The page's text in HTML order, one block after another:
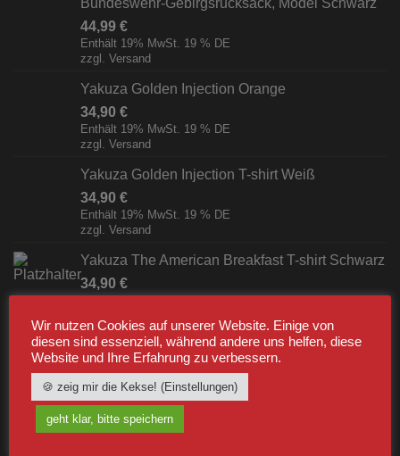
44,99 €
Enthält 19% MwSt. 19 % DE
zzgl. Versand
Yakuza Golden Injection Orange
34,90 €
Enthält 19% MwSt. 19 % DE
zzgl. Versand
Yakuza Golden Injection T-shirt Weiß
34,90 €
Enthält 19% MwSt. 19 % DE
zzgl. Versand
Yakuza The American Breakfast T-shirt Schwarz
34,90 €
Enthält 19% MwSt. 19 % DE
BESTSELLER
Label23 Trainingsjacke "TS 23 White"
Schwarz/Weiß [Digital]
Wir nutzen Cookies auf unserer Website. Einige von
diesen sind essenziell, während andere uns helfen, diese
Website und Ihre Erfahrung zu verbessern.
🍪 zeig mir die Kekse! (Einstellungen)
geht klar, bitte speichern